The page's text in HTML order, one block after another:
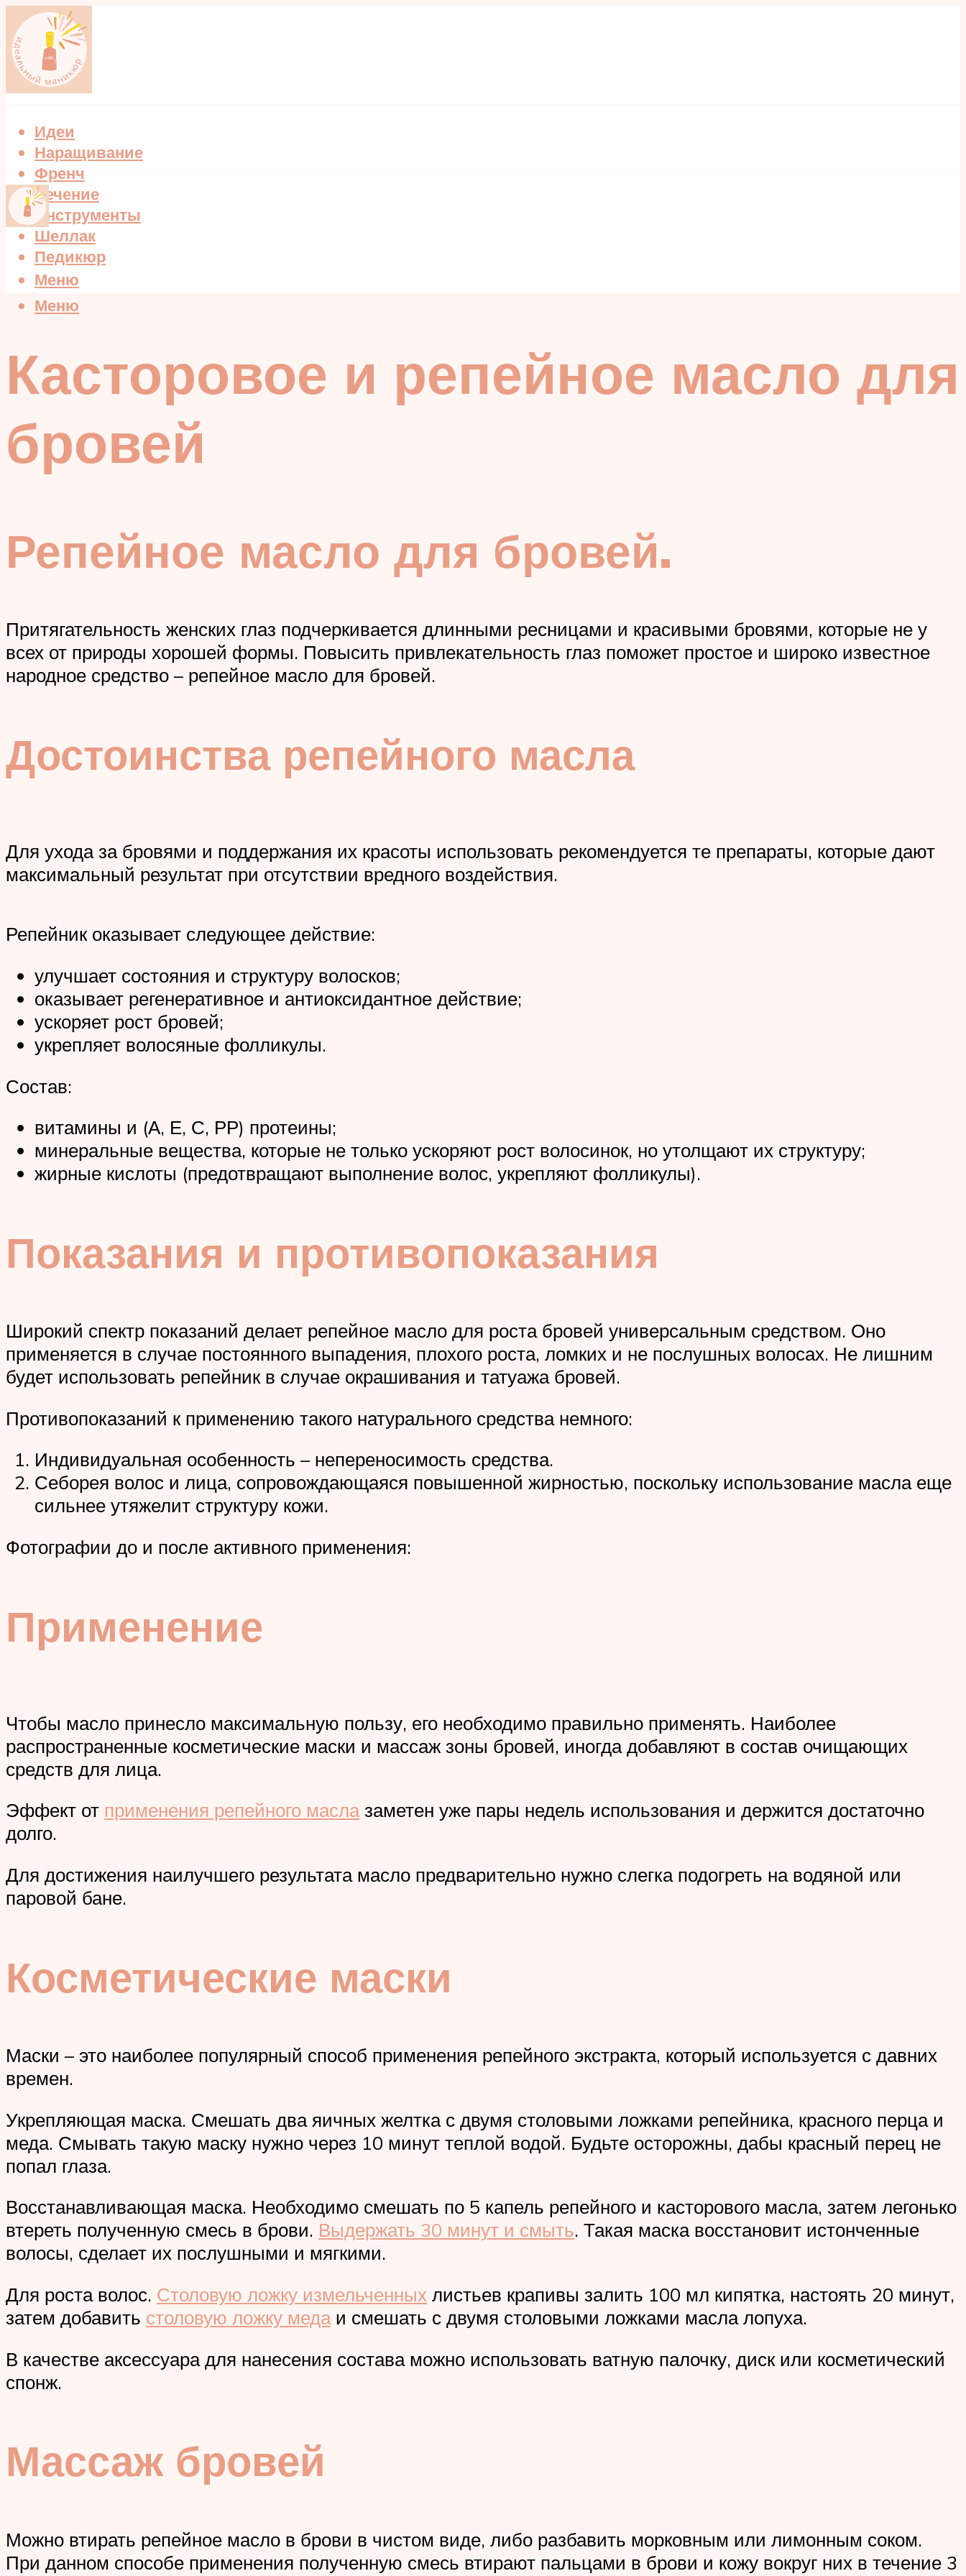
Идеи
Наращивание
Френч
Лечение
Инструменты
Шеллак
Педикюр
Меню
Меню
Касторовое и репейное масло для
бровей
Репейное масло для бровей.
Притягательность женских глаз подчеркивается длинными ресницами и красивыми бровями, которые не у
всех от природы хорошей формы. Повысить привлекательность глаз поможет простое и широко известное
народное средство – репейное масло для бровей.
Достоинства репейного масла
Для ухода за бровями и поддержания их красоты использовать рекомендуется те препараты, которые дают
максимальный результат при отсутствии вредного воздействия.
Репейник оказывает следующее действие:
улучшает состояния и структуру волосков;
оказывает регенеративное и антиоксидантное действие;
ускоряет рост бровей;
укрепляет волосяные фолликулы.
Состав:
витамины и (А, Е, С, РР) протеины;
минеральные вещества, которые не только ускоряют рост волосинок, но утолщают их структуру;
жирные кислоты (предотвращают выполнение волос, укрепляют фолликулы).
Показания и противопоказания
Широкий спектр показаний делает репейное масло для роста бровей универсальным средством. Оно
применяется в случае постоянного выпадения, плохого роста, ломких и не послушных волосах. Не лишним
будет использовать репейник в случае окрашивания и татуажа бровей.
Противопоказаний к применению такого натурального средства немного:
Индивидуальная особенность – непереносимость средства.
Себорея волос и лица, сопровождающаяся повышенной жирностью, поскольку использование масла еще
сильнее утяжелит структуру кожи.
Фотографии до и после активного применения:
Применение
Чтобы масло принесло максимальную пользу, его необходимо правильно применять. Наиболее
распространенные косметические маски и массаж зоны бровей, иногда добавляют в состав очищающих
средств для лица.
Эффект от применения репейного маслазаметен уже пары недель использования и держится достаточно
долго.
Для достижения наилучшего результата масло предварительно нужно слегка подогреть на водяной или
паровой бане.
Косметические маски
Маски – это наиболее популярный способ применения репейного экстракта, который используется с давних
времен.
Укрепляющая маска. Смешать два яичных желтка с двумя столовыми ложками репейника, красного перца и
меда. Смывать такую маску нужно через 10 минут теплой водой. Будьте осторожны, дабы красный перец не
попал глаза.
Восстанавливающая маска. Необходимо смешать по 5 капель репейного и касторового масла, затем легонько
втереть полученную смесь в брови. Выдержать 30 минут и смыть. Такая маска восстановит истонченные
волосы, сделает их послушными и мягкими.
Для роста волос. Столовую ложку измельченных листьев крапивы залить 100 мл кипятка, настоять 20 минут,
затем добавить столовую ложку медаи смешать с двумя столовыми ложками масла лопуха.
В качестве аксессуара для нанесения состава можно использовать ватную палочку, диск или косметический
спонж.
Массаж бровей
Можно втирать репейное масло в брови в чистом виде, либо разбавить морковным или лимонным соком.
При данном способе применения полученную смесь втирают пальцами в брови и кожу вокруг них в течение 3